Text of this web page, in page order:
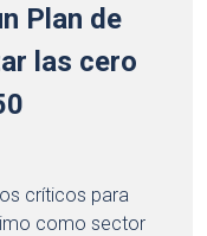
Plan de
las cero
críticos para
como sector